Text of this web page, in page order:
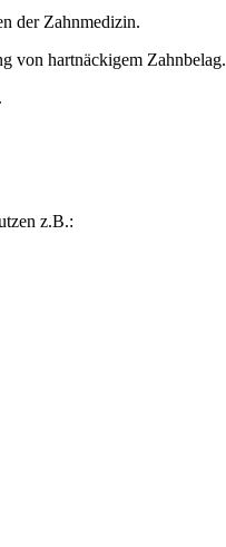
der Zahnmedizin.
von hartnäckigem Zahnbelag.
z.B.: